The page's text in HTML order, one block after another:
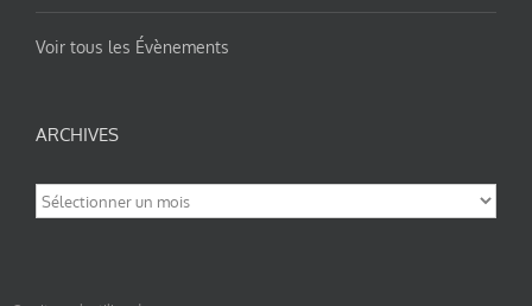
Voir tous les Évènements
ARCHIVES
Archives